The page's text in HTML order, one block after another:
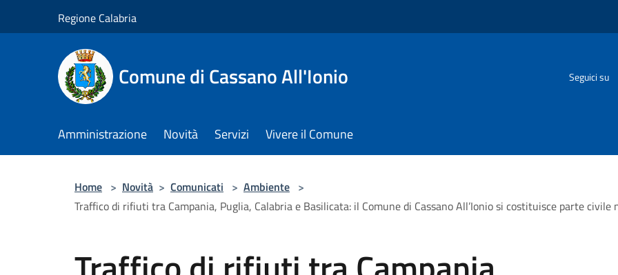
Regione Calabria
Comune di Cassano All'Ionio Seguici su
Amministrazione Novità Servizi Vivere il Comune
Home > Novità > Comunicati > Ambiente >
Traffico di rifiuti tra Campania, Puglia, Calabria e Basilicata: il Comune di Cassano All’Ionio si costituisce parte